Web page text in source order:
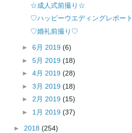
☆成人式前撮り☆
♡ハッピーウエディングレポート
♡婚礼前撮り♡
► 6月 2019 (6)
► 5月 2019 (18)
► 4月 2019 (28)
► 3月 2019 (18)
► 2月 2019 (15)
► 1月 2019 (37)
► 2018 (254)